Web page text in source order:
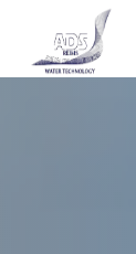
Panneau de